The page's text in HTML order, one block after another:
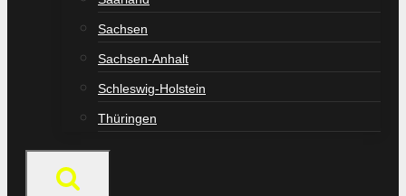
Sachsen
Sachsen-Anhalt
Schleswig-Holstein
Thüringen